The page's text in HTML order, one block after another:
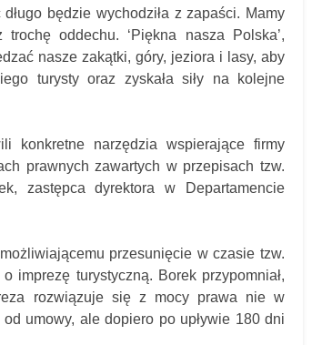
będzie wychodziła z zapaści. Mamy
oddechu. ‘Piękna nasza Polska’,
nasze zakątki, góry, jeziora i lasy, aby
turysty oraz zyskała siły na kolejne
konkretne narzędzia wspierające firmy
prawnych zawartych w przepisach tzw.
zastępca dyrektora w Departamencie
przesunięcie w czasie tzw.
imprezę turystyczną. Borek przypomniał,
rozwiązuje się z mocy prawa nie w
umowy, ale dopiero po upływie 180 dni